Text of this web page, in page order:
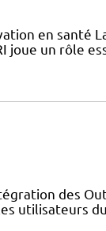
en santé
joue un rôle
des
utilisateurs